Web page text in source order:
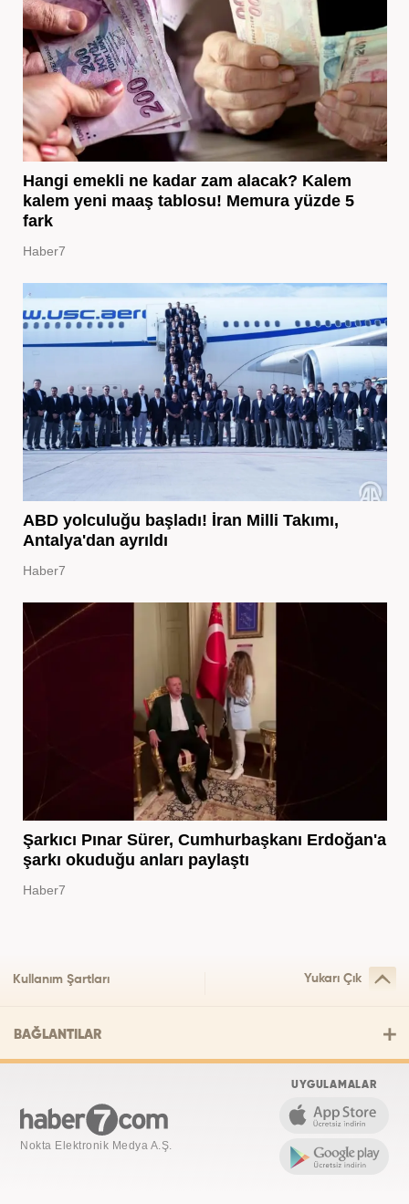
Hangi emekli ne kadar zam alacak? Kalem
kalem yeni maaş tablosu! Memura yüzde 5
fark
Haber7
ABD yolculuğu başladı! İran Milli Takımı,
Antalya'dan ayrıldı
Haber7
Şarkıcı Pınar Sürer, Cumhurbaşkanı Erdoğan'a
şarkı okuduğu anları paylaştı
Haber7
Kullanım Şartları Yukarı Çık
BAĞLANTILAR
Nokta Elektronik Medya A.Ş.
UYGULAMALAR